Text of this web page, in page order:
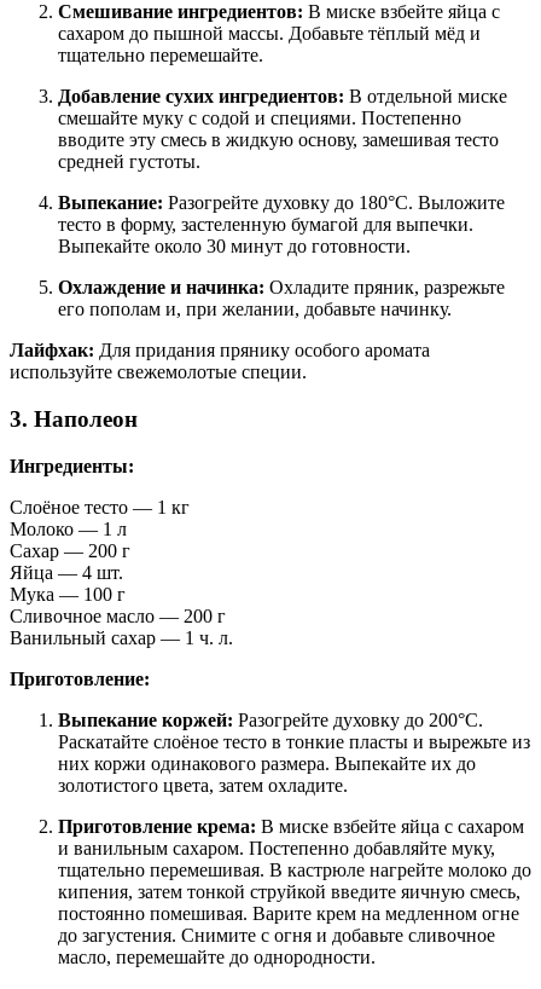
Смешивание ингредиентов: В миске взбейте яйца с
сахаром до пышной массы. Добавьте тёплый мёд и
тщательно перемешайте.
Добавление сухих ингредиентов: В отдельной миске
смешайте муку с содой и специями. Постепенно
вводите эту смесь в жидкую основу, замешивая тесто
средней густоты.
Выпекание: Разогрейте духовку до 180°C. Выложите
тесто в форму, застеленную бумагой для выпечки.
Выпекайте около 30 минут до готовности.
Охлаждение и начинка: Охладите пряник, разрежьте
его пополам и, при желании, добавьте начинку.
Лайфхак: Для придания прянику особого аромата
используйте свежемолотые специи.
3. Наполеон
Ингредиенты:
Слоёное тесто — 1 кг
Молоко — 1 л
Сахар — 200 г
Яйца — 4 шт.
Мука — 100 г
Сливочное масло — 200 г
Ванильный сахар — 1 ч. л.
Приготовление:
Выпекание коржей: Разогрейте духовку до 200°C.
Раскатайте слоёное тесто в тонкие пласты и вырежьте из
них коржи одинакового размера. Выпекайте их до
золотистого цвета, затем охладите.
Приготовление крема: В миске взбейте яйца с сахаром
и ванильным сахаром. Постепенно добавляйте муку,
тщательно перемешивая. В кастрюле нагрейте молоко до
кипения, затем тонкой струйкой введите яичную смесь,
постоянно помешивая. Варите крем на медленном огне
до загустения. Снимите с огня и добавьте сливочное
масло, перемешайте до однородности.